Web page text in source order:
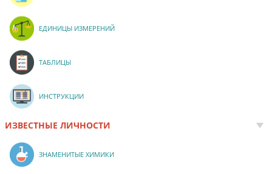
ЕДИНИЦЫ ИЗМЕРЕНИЙ
ТАБЛИЦЫ
ИНСТРУКЦИИ
ИЗВЕСТНЫЕ ЛИЧНОСТИ
ЗНАМЕНИТЫЕ ХИМИКИ